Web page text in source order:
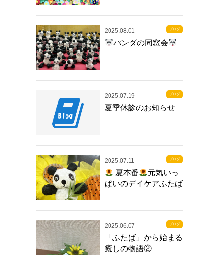
2025.08.01 ブログ
パンダの同窓会
2025.07.19 ブログ
夏季休診のお知らせ
2025.07.11 ブログ
夏本番
元気いっ
ぱいのデイケアふたば
2025.06.07 ブログ
「ふたば」から始まる
癒しの物語②